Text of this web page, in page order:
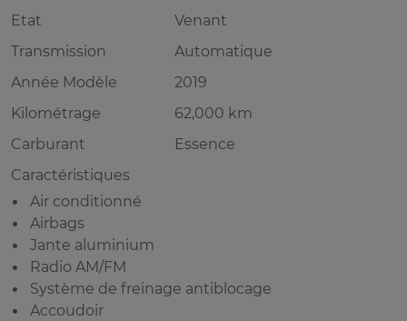
Etat
Venant
Transmission
Automatique
Année Modèle
2019
Kilométrage
62,000 km
Carburant
Essence
Caractéristiques
Air conditionné
Airbags
Jante aluminium
Radio AM/FM
Système de freinage antiblocage
Accoudoir